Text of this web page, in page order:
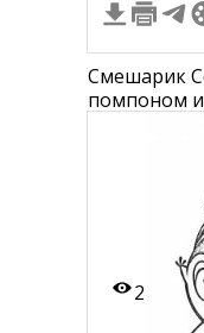
Смешарик
помпоном
2